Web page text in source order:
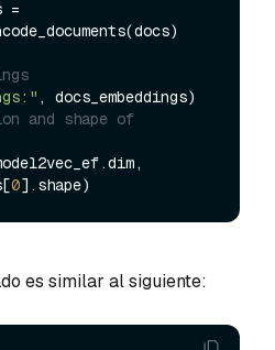
=
and shape of
0
es similar al siguiente: